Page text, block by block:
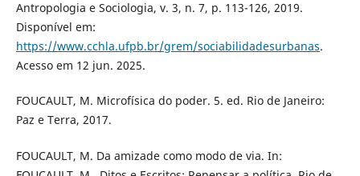
Antropologia e Sociologia, v. 3, n. 7, p. 113-126, 2019.
Disponível em:
https://www.cchla.ufpb.br/grem/sociabilidadesurbanas.
Acesso em 12 jun. 2025.
FOUCAULT, M. Microfísica do poder. 5. ed. Rio de Janeiro:
Paz e Terra, 2017.
FOUCAULT, M. Da amizade como modo de via. In: